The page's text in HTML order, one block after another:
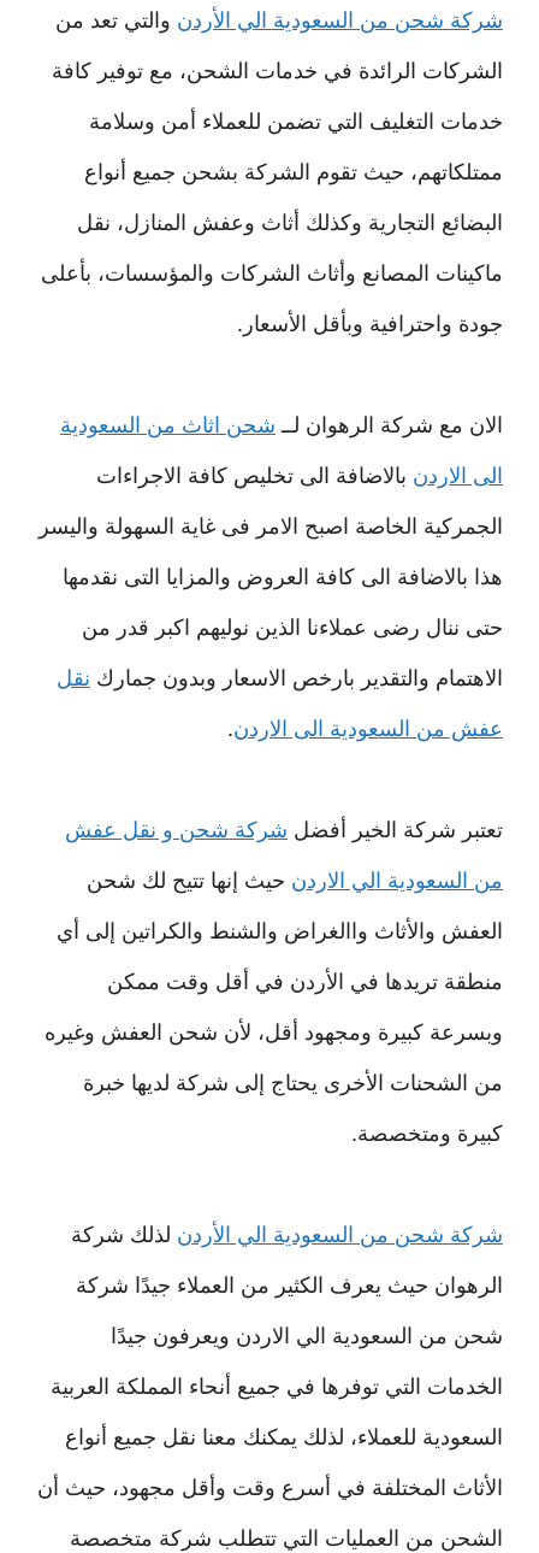
شركة شحن من السعودية الي الأردن والتي تعد من
الشركات الرائدة في خدمات الشحن، مع توفير كافة
خدمات التغليف التي تضمن للعملاء أمن وسلامة
ممتلكاتهم، حيث تقوم الشركة بشحن جميع أنواع
البضائع التجارية وكذلك أثاث وعفش المنازل، نقل
ماكينات المصانع وأثاث الشركات والمؤسسات، بأعلى
جودة واحترافية وبأقل الأسعار.
الان مع شركة الرهوان لــ شحن اثاث من السعودية
الى الاردن بالاضافة الى تخليص كافة الاجراءات
الجمركية الخاصة اصبح الامر فى غاية السهولة واليسر
هذا بالاضافة الى كافة العروض والمزايا التى نقدمها
حتى ننال رضى عملاءنا الذين نوليهم اكبر قدر من
الاهتمام والتقدير بارخص الاسعار وبدون جمارك نقل
عفش من السعودية الى الاردن.
تعتبر شركة الخير أفضل شركة شحن و نقل عفش
من السعودية الي الاردن حيث إنها تتيح لك شحن
العفش والأثاث واالغراض والشنط والكراتين إلى أي
منطقة تريدها في الأردن في أقل وقت ممكن
وبسرعة كبيرة ومجهود أقل، لأن شحن العفش وغيره
من الشحنات الأخرى يحتاج إلى شركة لديها خبرة
كبيرة ومتخصصة.
شركة شحن من السعودية الي الأردن لذلك شركة
الرهوان حيث يعرف الكثير من العملاء جيدًا شركة
شحن من السعودية الي الاردن ويعرفون جيدًا
الخدمات التي توفرها في جميع أنحاء المملكة العربية
السعودية للعملاء، لذلك يمكنك معنا نقل جميع أنواع
الأثاث المختلفة في أسرع وقت وأقل مجهود، حيث أن
الشحن من العمليات التي تتطلب شركة متخصصة